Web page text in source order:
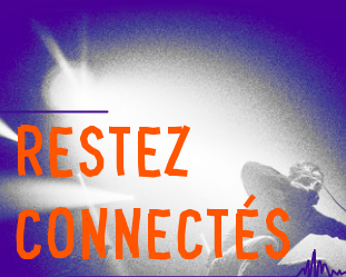
RESTEZ
CONNECTÉS